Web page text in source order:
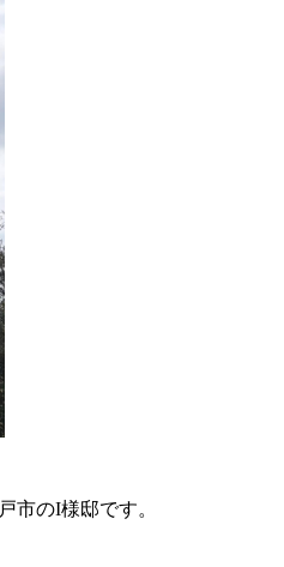
市のI様邸です。